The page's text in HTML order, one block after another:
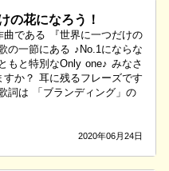
の花になろう！
曲である 『世界に一つだけの
の一節にある ♪No.1にならな
と特別なOnly one♪ みなさ
すか？ 耳に残るフレーズです
詞は 「ブランディング」の
2020年06月24日